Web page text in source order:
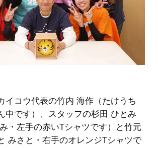
イコウ代表の竹内 海作（たけうち
中です）、スタッフの杉田 ひとみ
・左手の赤いTシャツです）と竹元
みさと・右手のオレンジTシャツで